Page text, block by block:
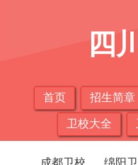
四
首页 招生简章
卫校大全
成都卫校 绵阳